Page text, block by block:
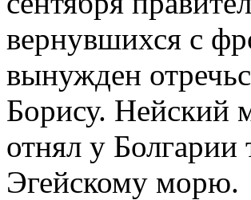
вернувшихся с
вынужден
Борису. Нейский
отнял у
Эгейскому морю.